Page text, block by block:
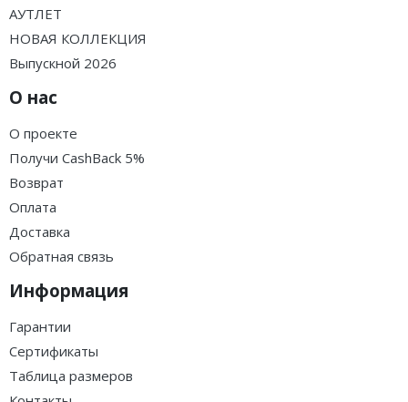
АУТЛЕТ
НОВАЯ КОЛЛЕКЦИЯ
Выпускной 2026
О нас
О проекте
Получи CashBack 5%
Возврат
Оплата
Доставка
Обратная связь
Информация
Гарантии
Сертификаты
Таблица размеров